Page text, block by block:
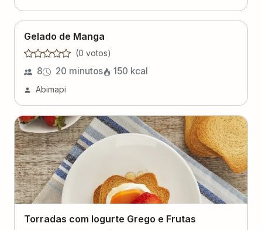
Gelado de Manga
(0 votos)
8 20 minutos 150 kcal
Abimapi
Torradas com Iogurte Grego e Frutas